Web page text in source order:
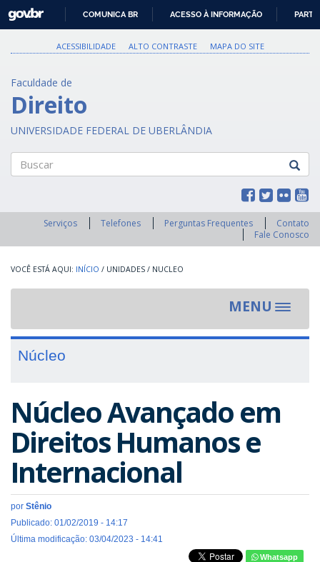
PARA
O
GOVBR
COMUNICA BR ACESSO À INFORMAÇÃO
ACESSIBILIDADE ALTO CONTRASTE MAPA DO SITE
Faculdade de
Direito
UNIVERSIDADE FEDERAL DE UBERLÂNDIA
Serviços Telefones Perguntas Frequentes
Contato
Fale Conosco
INÍCIO / UNIDADES / NUCLEO
MENU
Toggle
Núcleo
Núcleo Avançado em
Direitos Humanos e
Internacional
por Stênio
Publicado: 01/02/2019 - 14:17
Última modificação: 03/04/2023 - 14:41
Whatsapp